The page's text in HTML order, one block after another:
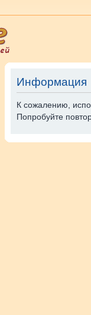
Информация
К сожалению,
Попробуйте